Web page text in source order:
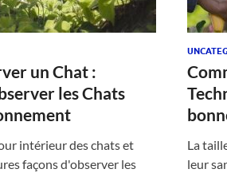
un Chat :
les Chats
intérieur des chats et
façons d'observer les
La
leur